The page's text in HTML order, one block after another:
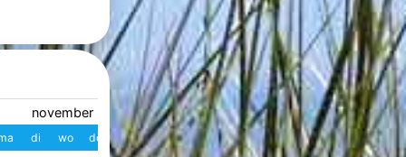
november 2026
di wo do vr za zo
december 2026
W ma di wo do vr